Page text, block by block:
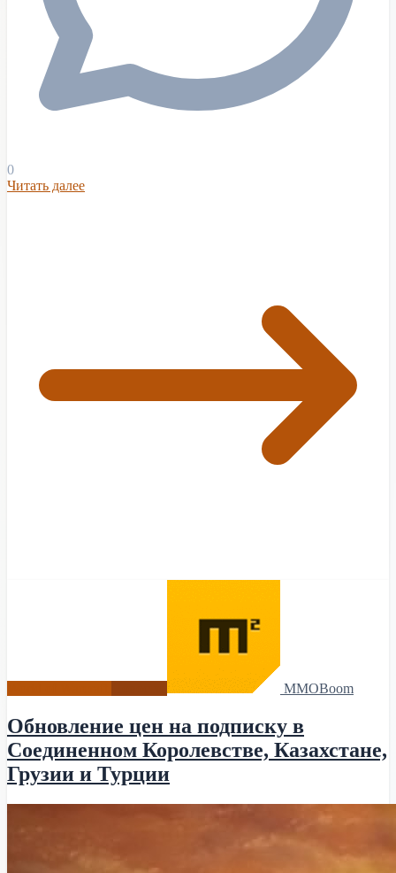
0
Читать далее
MMOBoom
Обновление цен на подписку в
Соединенном Королевстве, Казахстане,
Грузии и Турции